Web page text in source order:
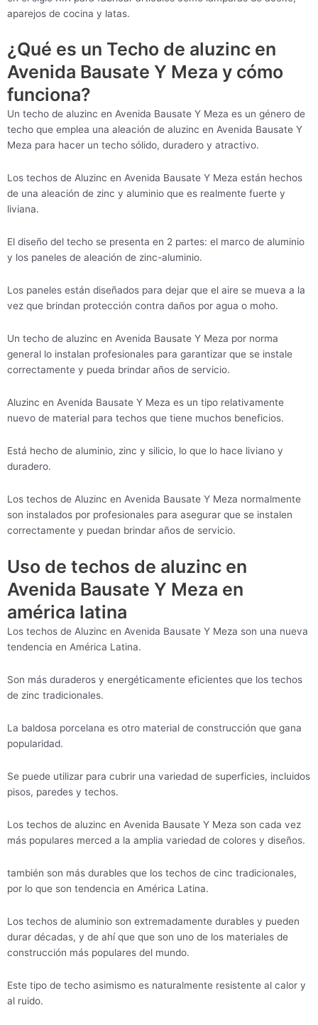
aparejos de cocina y latas.
¿Qué es un Techo de aluzinc en
Avenida Bausate Y Meza y cómo
funciona?
Un techo de aluzinc en Avenida Bausate Y Meza es un género de
techo que emplea una aleación de aluzinc en Avenida Bausate Y
Meza para hacer un techo sólido, duradero y atractivo.
Los techos de Aluzinc en Avenida Bausate Y Meza están hechos
de una aleación de zinc y aluminio que es realmente fuerte y
liviana.
El diseño del techo se presenta en 2 partes: el marco de aluminio
y los paneles de aleación de zinc-aluminio.
Los paneles están diseñados para dejar que el aire se mueva a la
vez que brindan protección contra daños por agua o moho.
Un techo de aluzinc en Avenida Bausate Y Meza por norma
general lo instalan profesionales para garantizar que se instale
correctamente y pueda brindar años de servicio.
Aluzinc en Avenida Bausate Y Meza es un tipo relativamente
nuevo de material para techos que tiene muchos beneficios.
Está hecho de aluminio, zinc y silicio, lo que lo hace liviano y
duradero.
Los techos de Aluzinc en Avenida Bausate Y Meza normalmente
son instalados por profesionales para asegurar que se instalen
correctamente y puedan brindar años de servicio.
Uso de techos de aluzinc en
Avenida Bausate Y Meza en
américa latina
Los techos de Aluzinc en Avenida Bausate Y Meza son una nueva
tendencia en América Latina.
Son más duraderos y energéticamente eficientes que los techos
de zinc tradicionales.
La baldosa porcelana es otro material de construcción que gana
popularidad.
Se puede utilizar para cubrir una variedad de superficies, incluidos
pisos, paredes y techos.
Los techos de aluzinc en Avenida Bausate Y Meza son cada vez
más populares merced a la amplia variedad de colores y diseños.
también son más durables que los techos de cinc tradicionales,
por lo que son tendencia en América Latina.
Los techos de aluminio son extremadamente durables y pueden
durar décadas, y de ahí que que son uno de los materiales de
construcción más populares del mundo.
Este tipo de techo asimismo es naturalmente resistente al calor y
al ruido.